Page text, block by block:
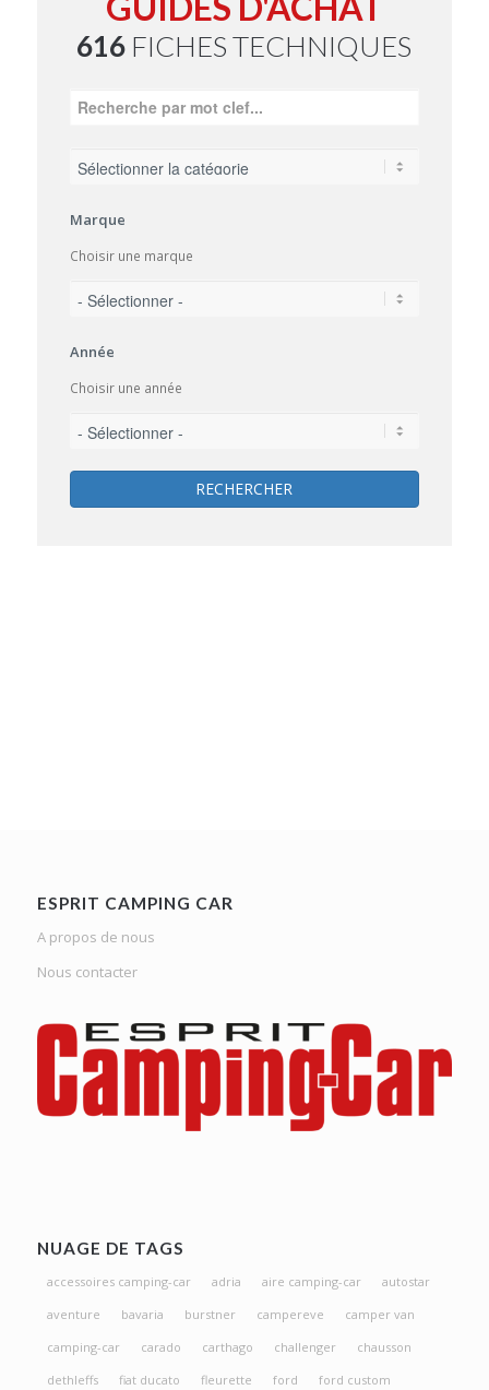
616 FICHES TECHNIQUES
Marque
Choisir une marque
Année
Choisir une année
RECHERCHER
ESPRIT CAMPING CAR
A propos de nous
Nous contacter
NUAGE DE TAGS
accessoires camping-car adria aire camping-car
autostar
aventure
bavaria burstner campereve
camper van
camping-car
carado carthago challenger
chausson
dethleffs
fiat ducato fleurette ford
ford custom